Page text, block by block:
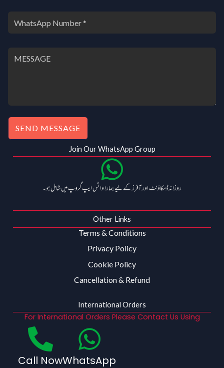
SEND MESSAGE
Join Our WhatsApp Group
روزانہ ڈسکاؤنٹ اور آفرز کے لیے ہمارا واٹس ایپ گروپ میں شامل ہو۔
Other Links
Terms & Conditions
Privacy Policy
Cookie Policy
Cancellation & Refund
International Orders
For International Orders Please Contact Us Using
Call NowWhatsApp